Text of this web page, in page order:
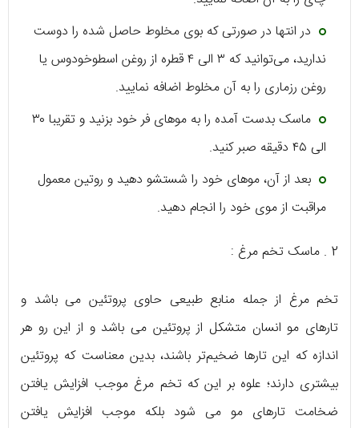
در انتها در صورتی که بوی مخلوط حاصل شده را دوست
ندارید، می‌توانید که ۳ الی ۴ قطره از روغن اسطوخودوس یا
روغن رزماری را به آن مخلوط اضافه نمایید.
ماسک بدست آمده را به موهای فر خود بزنید و تقریبا ۳۰
الی ۴۵ دقیقه صبر کنید.
بعد از آن، موهای خود را شستشو دهید و روتین معمول
مراقبت از موی خود را انجام دهید.
2 . ماسک تخم مرغ :
تخم مرغ از جمله منابع طبیعی حاوی پروتئین می باشد و
تارهای مو انسان متشکل از پروتئین می باشد و از این رو هر
اندازه که این تارها ضخیم‌تر باشند، بدین معناست که پروتئین
بیشتری دارند؛ علوه بر این که تخم مرغ موجب افزایش یافتن
ضخامت تارهای مو می شود بلکه موجب افزایش یافتن